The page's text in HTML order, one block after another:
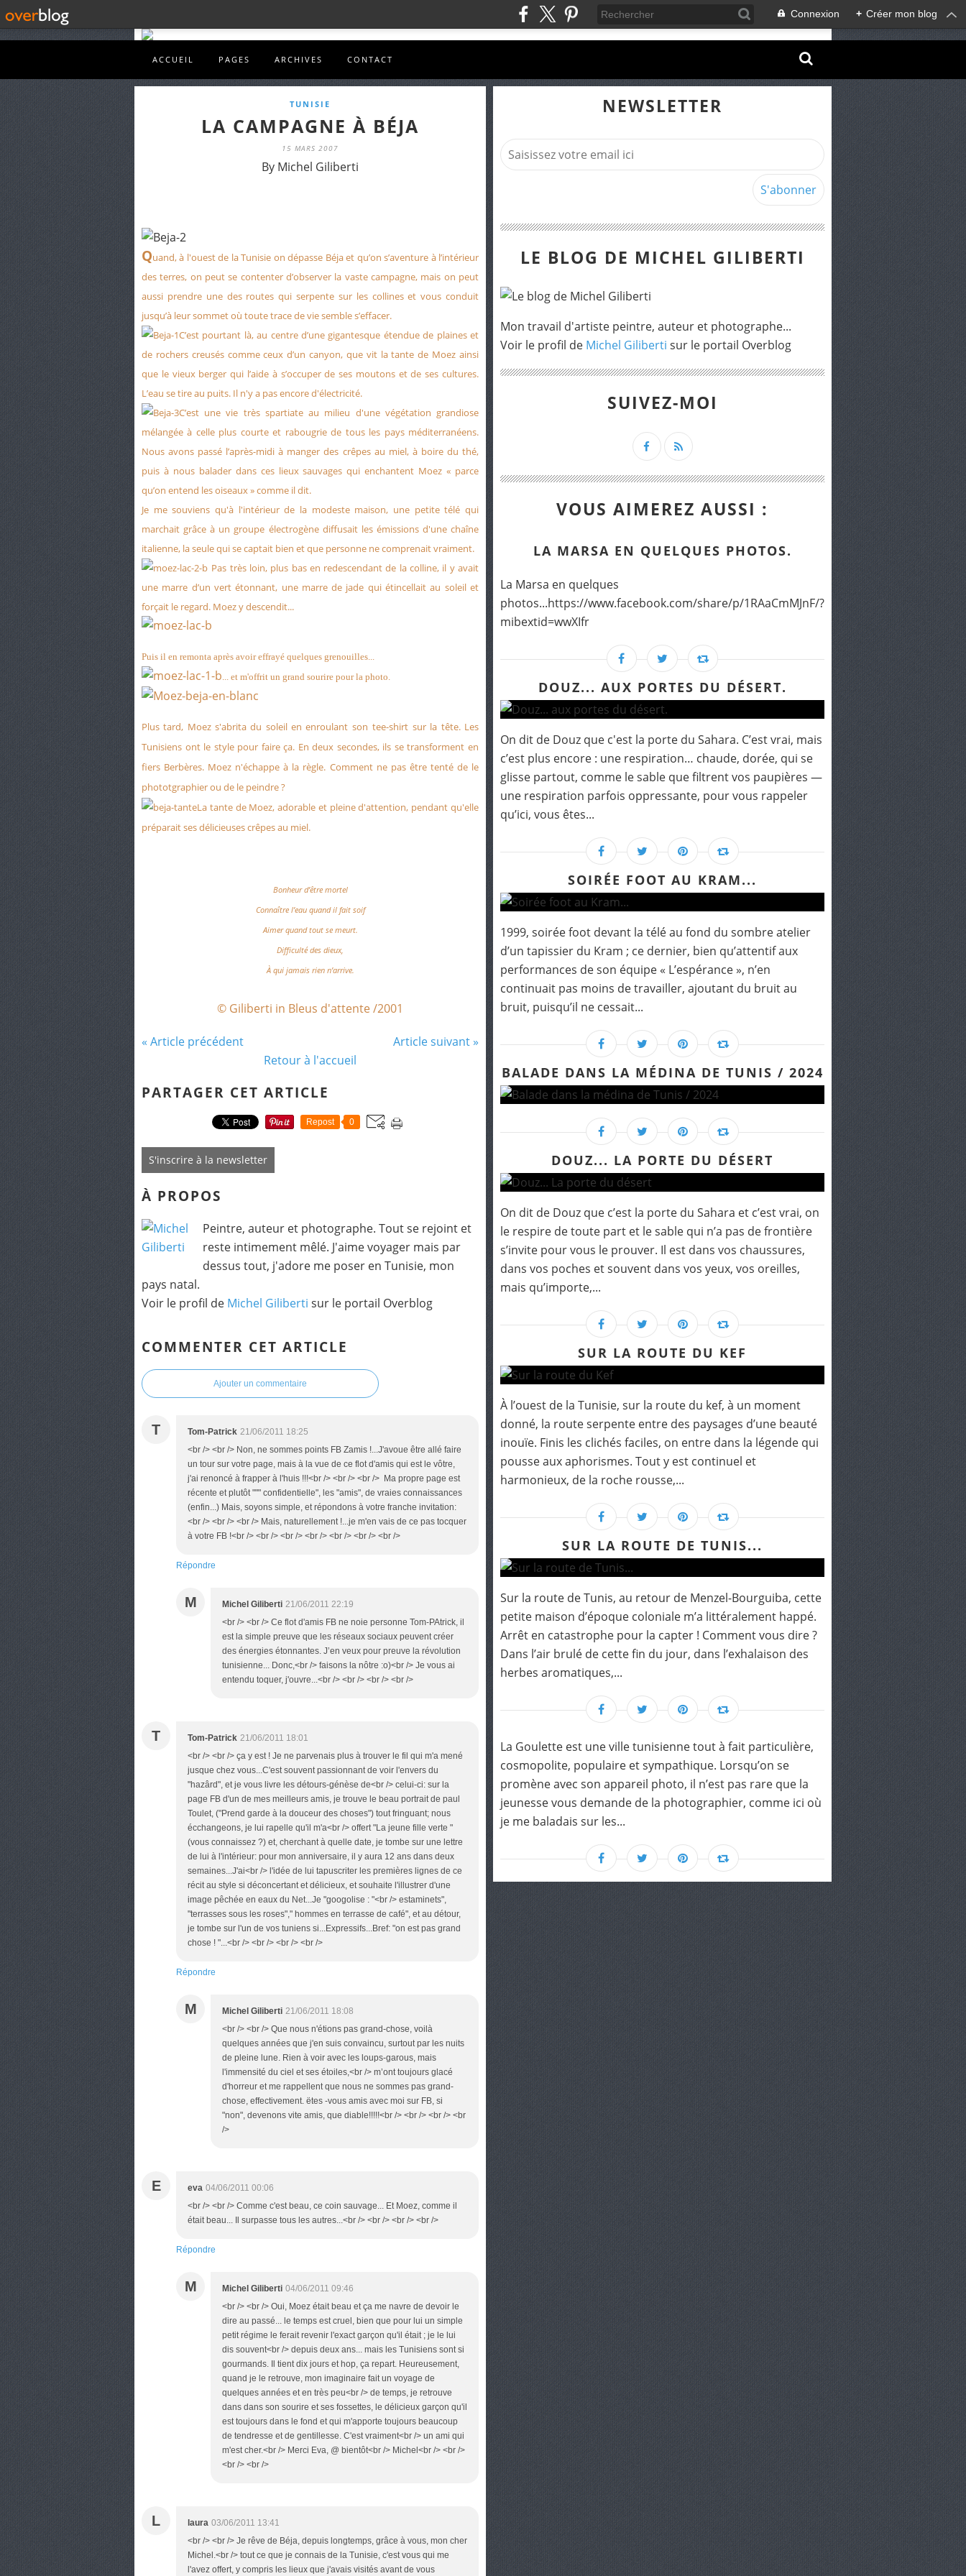
Connexion + Créer mon blog
ACCUEIL PAGES ARCHIVES CONTACT
TUNISIE
LA CAMPAGNE À BÉJA
15 MARS 2007
By Michel Giliberti
Quand, à l'ouest de la Tunisie on dépasse Béja et qu’on s’aventure à l’intérieur
des terres, on peut se contenter d’observer la vaste campagne, mais on peut
aussi prendre une des routes qui serpente sur les collines et vous conduit
jusqu’à leur sommet où toute trace de vie semble s’effacer.
C’est pourtant là, au centre d’une gigantesque étendue de plaines et
de rochers creusés comme ceux d’un canyon, que vit la tante de Moez ainsi
que le vieux berger qui l’aide à s’occuper de ses moutons et de ses cultures.
L’eau se tire au puits. Il n'y a pas encore d'électricité.
C’est une vie très spartiate au milieu d'une végétation grandiose
mélangée à celle plus courte et rabougrie de tous les pays méditerranéens.
Nous avons passé l’après-midi à manger des crêpes au miel, à boire du thé,
puis à nous balader dans ces lieux sauvages qui enchantent Moez « parce
qu’on entend les oiseaux » comme il dit.
Je me souviens qu'à l'intérieur de la modeste maison, une petite télé qui
marchait grâce à un groupe électrogène diffusait les émissions d'une chaîne
italienne, la seule qui se captait bien et que personne ne comprenait vraiment.
Pas très loin, plus bas en redescendant de la colline, il y avait
une marre d’un vert étonnant, une marre de jade qui étincellait au soleil et
forçait le regard. Moez y descendit...
Puis il en remonta après avoir effrayé quelques grenouilles...
... et m'offrit un grand sourire pour la photo.
Plus tard, Moez s'abrita du soleil en enroulant son tee-shirt sur la tête. Les
Tunisiens ont le style pour faire ça. En deux secondes, ils se transforment en
fiers Berbères. Moez n'échappe à la règle. Comment ne pas être tenté de le
phototgraphier ou de le peindre ?
La tante de Moez, adorable et pleine d'attention, pendant qu'elle
préparait ses délicieuses crêpes au miel.
Bonheur d’être mortel
Connaître l’eau quand il fait soif
Aimer quand tout se meurt.
Difficulté des dieux,
À qui jamais rien n’arrive.
© Giliberti in Bleus d'attente /2001
« Article précédent
Article suivant »
Retour à l'accueil
PARTAGER CET ARTICLE
Repost 0
S'inscrire à la newsletter
À PROPOS
Peintre, auteur et photographe. Tout se rejoint et
reste intimement mêlé. J'aime voyager mais par
dessus tout, j'adore me poser en Tunisie, mon
pays natal.
Voir le profil de Michel Giliberti sur le portail Overblog
COMMENTER CET ARTICLE
Ajouter un commentaire
T Tom-Patrick 21/06/2011 18:25
<br /> <br /> Non, ne sommes points FB Zamis !...J'avoue être allé faire
un tour sur votre page, mais à la vue de ce flot d'amis qui est le vôtre,
j'ai renoncé à frapper à l'huis !!!<br /> <br /> <br /> Ma propre page est
récente et plutôt """ confidentielle", les "amis", de vraies connaissances
(enfin...) Mais, soyons simple, et répondons à votre franche invitation:
<br /> <br /> <br /> Mais, naturellement !...je m'en vais de ce pas tocquer
à votre FB !<br /> <br /> <br /> <br /> <br /> <br /> <br />
Répondre
M Michel Giliberti 21/06/2011 22:19
<br /> <br /> Ce flot d'amis FB ne noie personne Tom-PAtrick, il
est la simple preuve que les réseaux sociaux peuvent créer
des énergies étonnantes. J’en veux pour preuve la révolution
tunisienne... Donc,<br /> faisons la nôtre :o)<br /> Je vous ai
entendu toquer, j'ouvre...<br /> <br /> <br /> <br />
T Tom-Patrick 21/06/2011 18:01
<br /> <br /> ça y est ! Je ne parvenais plus à trouver le fil qui m'a mené
jusque chez vous...C'est souvent passionnant de voir l'envers du
"hazârd", et je vous livre les détours-génèse de<br /> celui-ci: sur la
page FB d'un de mes meilleurs amis, je trouve le beau portrait de paul
Toulet, ("Prend garde à la douceur des choses") tout fringuant; nous
écchangeons, je lui rapelle qu'il m'a<br /> offert "La jeune fille verte "
(vous connaissez ?) et, cherchant à quelle date, je tombe sur une lettre
de lui à l'intérieur: pour mon anniversaire, il y aura 12 ans dans deux
semaines...J'ai<br /> l'idée de lui tapuscriter les premières lignes de ce
récit au style si déconcertant et délicieux, et souhaite l'illustrer d'une
image pêchée en eaux du Net...Je "googolise : "<br /> estaminets",
"terrasses sous les roses"," hommes en terrasse de café", et au détour,
je tombe sur l'un de vos tuniens si...Expressifs...Bref: "on est pas grand
chose ! "...<br /> <br /> <br /> <br />
Répondre
M Michel Giliberti 21/06/2011 18:08
<br /> <br /> Que nous n'étions pas grand-chose, voilà
quelques années que j'en suis convaincu, surtout par les nuits
de pleine lune. Rien à voir avec les loups-garous, mais
l'immensité du ciel et ses étoiles,<br /> m’ont toujours glacé
d'horreur et me rappellent que nous ne sommes pas grand-
chose, effectivement. ëtes -vous amis avec moi sur FB, si
"non", devenons vite amis, que diable!!!!!<br /> <br /> <br /> <br
/>
E eva 04/06/2011 00:06
<br /> <br /> Comme c'est beau, ce coin sauvage... Et Moez, comme il
était beau... Il surpasse tous les autres...<br /> <br /> <br /> <br />
Répondre
M Michel Giliberti 04/06/2011 09:46
<br /> <br /> Oui, Moez était beau et ça me navre de devoir le
dire au passé... le temps est cruel, bien que pour lui un simple
petit régime le ferait revenir l'exact garçon qu'il était ; je le lui
dis souvent<br /> depuis deux ans... mais les Tunisiens sont si
gourmands. Il tient dix jours et hop, ça repart. Heureusement,
quand je le retrouve, mon imaginaire fait un voyage de
quelques années et en très peu<br /> de temps, je retrouve
dans dans son sourire et ses fossettes, le délicieux garçon qu'il
est toujours dans le fond et qui m'apporte toujours beaucoup
de tendresse et de gentillesse. C'est vraiment<br /> un ami qui
m'est cher.<br /> Merci Eva, @ bientôt<br /> Michel<br /> <br />
<br /> <br />
L laura 03/06/2011 13:41
<br /> <br /> Je rêve de Béja, depuis longtemps, grâce à vous, mon cher
Michel.<br /> tout ce que je connais de la Tunisie, c'est vous qui me
l'avez offert, y compris les lieux que j'avais visités avant de vous
NEWSLETTER
LE BLOG DE MICHEL GILIBERTI
Mon travail d'artiste peintre, auteur et photographe...
Voir le profil de Michel Giliberti sur le portail Overblog
SUIVEZ-MOI
VOUS AIMEREZ AUSSI :
LA MARSA EN QUELQUES PHOTOS.
La Marsa en quelques
photos...https://www.facebook.com/share/p/1RAaCmMJnF/?
mibextid=wwXIfr
DOUZ... AUX PORTES DU DÉSERT.
On dit de Douz que c'est la porte du Sahara. C’est vrai, mais
c’est plus encore : une respiration… chaude, dorée, qui se
glisse partout, comme le sable que filtrent vos paupières —
une respiration parfois oppressante, pour vous rappeler
qu’ici, vous êtes...
SOIRÉE FOOT AU KRAM...
1999, soirée foot devant la télé au fond du sombre atelier
d’un tapissier du Kram ; ce dernier, bien qu’attentif aux
performances de son équipe « L’espérance », n’en
continuait pas moins de travailler, ajoutant du bruit au
bruit, puisqu’il ne cessait...
BALADE DANS LA MÉDINA DE TUNIS / 2024
DOUZ... LA PORTE DU DÉSERT
On dit de Douz que c’est la porte du Sahara et c’est vrai, on
le respire de toute part et le sable qui n’a pas de frontière
s’invite pour vous le prouver. Il est dans vos chaussures,
dans vos poches et souvent dans vos yeux, vos oreilles,
mais qu’importe,...
SUR LA ROUTE DU KEF
À l’ouest de la Tunisie, sur la route du kef, à un moment
donné, la route serpente entre des paysages d’une beauté
inouïe. Finis les clichés faciles, on entre dans la légende qui
pousse aux aphorismes. Tout y est continuel et
harmonieux, de la roche rousse,...
SUR LA ROUTE DE TUNIS...
Sur la route de Tunis, au retour de Menzel-Bourguiba, cette
petite maison d’époque coloniale m’a littéralement happé.
Arrêt en catastrophe pour la capter ! Comment vous dire ?
Dans l’air brulé de cette fin du jour, dans l’exhalaison des
herbes aromatiques,...
La Goulette est une ville tunisienne tout à fait particulière,
cosmopolite, populaire et sympathique. Lorsqu’on se
promène avec son appareil photo, il n’est pas rare que la
jeunesse vous demande de la photographier, comme ici où
je me baladais sur les...